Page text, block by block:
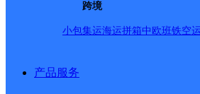
跨境
小包集运海运拼箱中欧班铁空
产品服务